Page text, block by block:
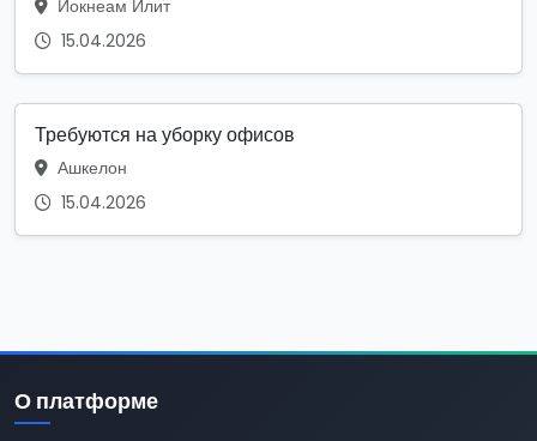
Йокнеам Илит
15.04.2026
Требуются на уборку офисов
Ашкелон
15.04.2026
О платформе